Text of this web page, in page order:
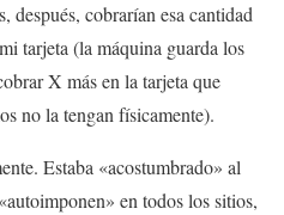
cobrarían esa cantidad
tarjeta (la máquina guarda los
X más en la tarjeta que
no la tengan físicamente).
Estaba «acostumbrado» al
en todos los sitios,